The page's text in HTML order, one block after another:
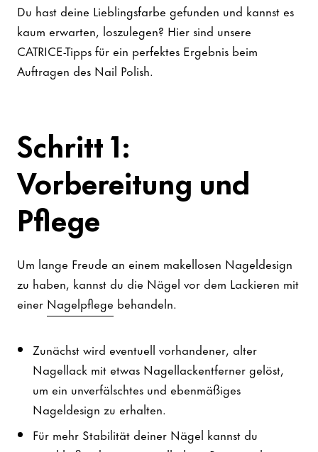
Du hast deine Lieblingsfarbe gefunden und kannst es
kaum erwarten, loszulegen? Hier sind unsere
CATRICE-Tipps für ein perfektes Ergebnis beim
Auftragen des Nail Polish.
Schritt 1:
Vorbereitung und
Pflege
Um lange Freude an einem makellosen Nageldesign
zu haben, kannst du die Nägel vor dem Lackieren mit
einer Nagelpflege behandeln.
Zunächst wird eventuell vorhandener, alter
Nagellack mit etwas Nagellackentferner gelöst,
um ein unverfälschtes und ebenmäßiges
Nageldesign zu erhalten.
Für mehr Stabilität deiner Nägel kannst du